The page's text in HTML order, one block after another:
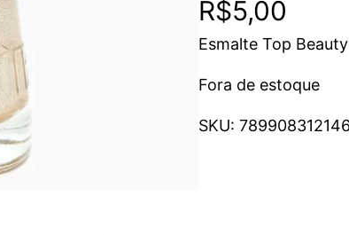
R$5,00
Esmalte Top
Fora de estoque
SKU: